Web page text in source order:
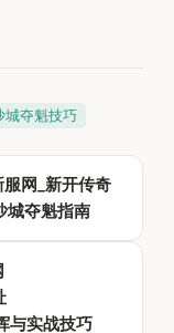
城夺魁技巧
网_新开传奇
城夺魁指南
与实战技巧